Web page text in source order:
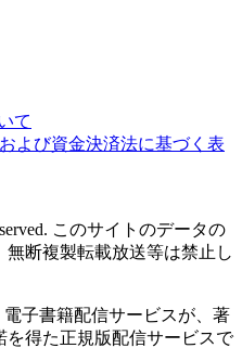
て
よび資金決済法に基づく表
このサイトのデータの
断複製転載放送等は禁止し
子書籍配信サービスが、著
得た正規版配信サービスで